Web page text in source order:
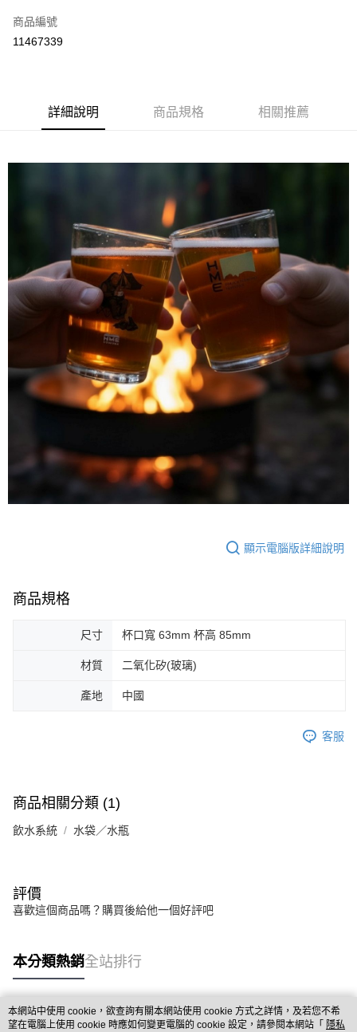
合作金庫商業銀行
上海商業儲蓄銀行
聯邦商業銀行
遠東國際商業銀行
元大商業銀行
台新國際商業銀行
中國信託商業銀行
超商取貨付款
LINE Pay
ATM付款
付款後全家取貨，HME品牌運費補貼
7-11取貨付款，HME品牌運費補貼
免運費
付款後7-11取貨，HME品牌運費補貼
宅配
每筆NT$80，滿NT$490(含以上)免運費
每筆NT$80，滿NT$490(含以上)免運費
付款後門市自取
免運費
商品編號
11467339
詳細說明 商品規格 相關推薦
顯示電腦版詳細說明
商品規格
尺寸 杯口寬 63mm 杯高 85mm
材質 二氧化矽(玻璃)
產地 中國
客服
商品相關分類 (1)
飲水系統 水袋／水瓶
評價
喜歡這個商品嗎？購買後給他一個好評吧
本分類熱銷全站排行
熱門標籤
本網站中使用 cookie，欲查詢有關本網站使用 cookie 方式之詳情，及若您不希
望在電腦上使用 cookie 時應如何變更電腦的 cookie 設定，請參閱本網站「 隱私